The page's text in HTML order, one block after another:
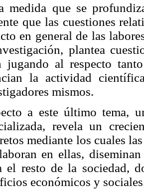
medida que se
que las cuestiones
en general de las
plantea
jugando al respecto
la actividad
mismos.
a este último tema,
revela un
mediante los cuales
en ellas,
el resto de la sociedad,
económicos y